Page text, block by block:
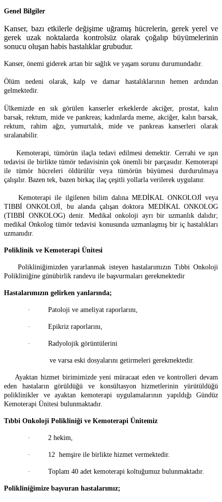
Genel Bilgiler
Kanser, bazı etkilerle değişime uğramış hücrelerin, gerek yerel ve
gerek uzak noktalarda kontrolsüz olarak çoğalıp büyümelerinin
sonucu oluşan habis hastalıklar grubudur.
Kanser, önemi giderek artan bir sağlık ve yaşam sorunu durumundadır.
Ölüm nedeni olarak, kalp ve damar hastalıklarının hemen ardından
gelmektedir.
Ülkemizde en sık görülen kanserler erkeklerde akciğer, prostat, kalın
barsak, rektum, mide ve pankreas; kadınlarda meme, akciğer, kalın barsak,
rektum, rahim ağzı, yumurtalık, mide ve pankreas kanserleri olarak
sıralanabilir.
Kemoterapi, tümörün ilaçla tedavi edilmesi demektir. Cerrahi ve ışın
tedavisi ile birlikte tümör tedavisinin çok önemli bir parçasıdır. Kemoterapi
ile tümör hücreleri öldürülür veya tümörün büyümesi durdurulmaya
çalışılır. Bazen tek, bazen birkaç ilaç çeşitli yollarla verilerek uygulanır.
Kemoterapi ile ilgilenen bilim dalına MEDİKAL ONKOLOJİ veya
TIBBİ ONKOLOJİ, bu alanda çalışan doktora MEDİKAL ONKOLOG
(TIBBİ ONKOLOG) denir. Medikal onkoloji ayrı bir uzmanlık dalıdır;
medikal Onkolog tümör tedavisi konusunda uzmanlaşmış bir iç hastalıkları
uzmanıdır.
Poliklinik ve Kemoterapi Ünitesi
Polikliniğimizden yararlanmak isteyen hastalarımızın Tıbbi Onkoloji
Polikliniğine günübirlik randevu ile başvurmaları gerekmektedir
Hastalarımızın gelirken yanlarında;
· Patoloji ve ameliyat raporlarını,
· Epikriz raporlarını,
· Radyolojik görüntülerini
ve varsa eski dosyalarını getirmeleri gerekmektedir.
Ayaktan hizmet birimimizde yeni müracaat eden ve kontrolleri devam
eden hastaların görüldüğü ve konsültasyon hizmetlerinin yürütüldüğü
poliklinikler ve ayaktan kemoterapi uygulamalarının yapıldığı Gündüz
Kemoterapi Ünitesi bulunmaktadır.
Tıbbi Onkoloji Polikliniği ve Kemoterapi Ünitemiz
· 2 hekim,
· 12 hemşire ile birlikte hizmet vermektedir.
· Toplam 40 adet kemoterapi koltuğumuz bulunmaktadır.
Polikliniğimize başvuran hastalarımız;